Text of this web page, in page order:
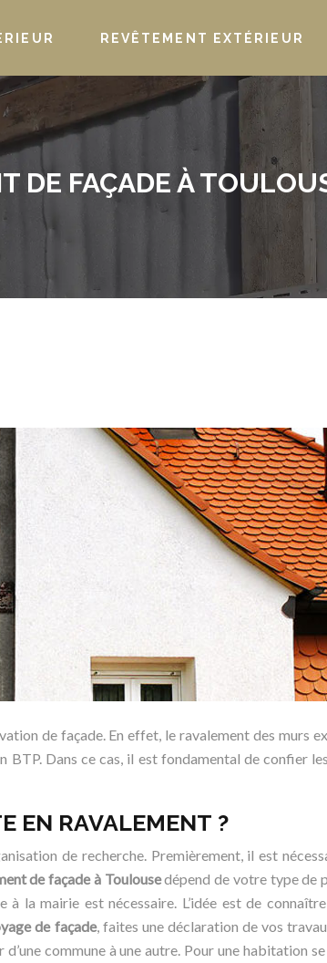
REVÊTEMENT EXTÉRIEUR
DE FAÇADE À
de façade. En effet, le ravalement des murs
Dans ce cas, il est fondamental de confier
EN RAVALEMENT ?
de recherche. Premièrement, il est
de façade à Toulousedépend de votre type de
la mairie est nécessaire. L’idée est de
de façade, faites une déclaration de vos
commune à une autre. Pour une habitation